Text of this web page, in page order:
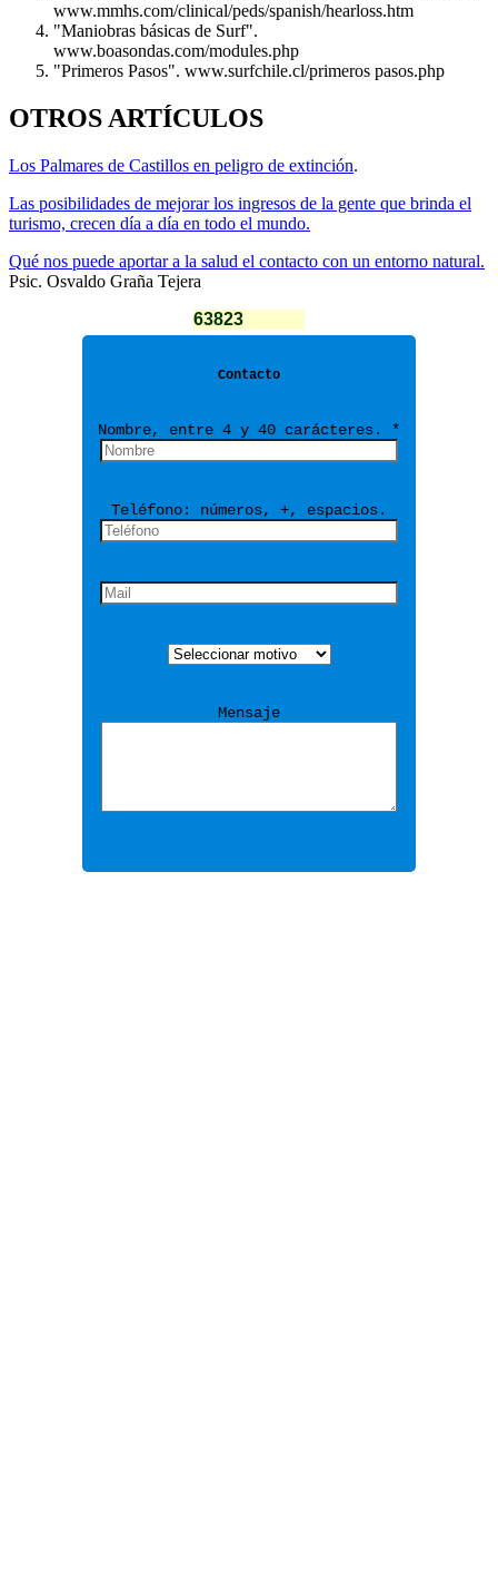
www.mmhs.com/clinical/peds/spanish/hearloss.htm
"Maniobras básicas de Surf".
www.boasondas.com/modules.php
"Primeros Pasos". www.surfchile.cl/primeros pasos.php
OTROS ARTÍCULOS
Los Palmares de Castillos en peligro de extinción.
Las posibilidades de mejorar los ingresos de la gente que brinda el
turismo, crecen día a día en todo el mundo.
Qué nos puede aportar a la salud el contacto con un entorno natural.
Psic. Osvaldo Graña Tejera
63823
Contacto
Nombre, entre 4 y 40 carácteres. *
Teléfono: números, +, espacios.
Mensaje